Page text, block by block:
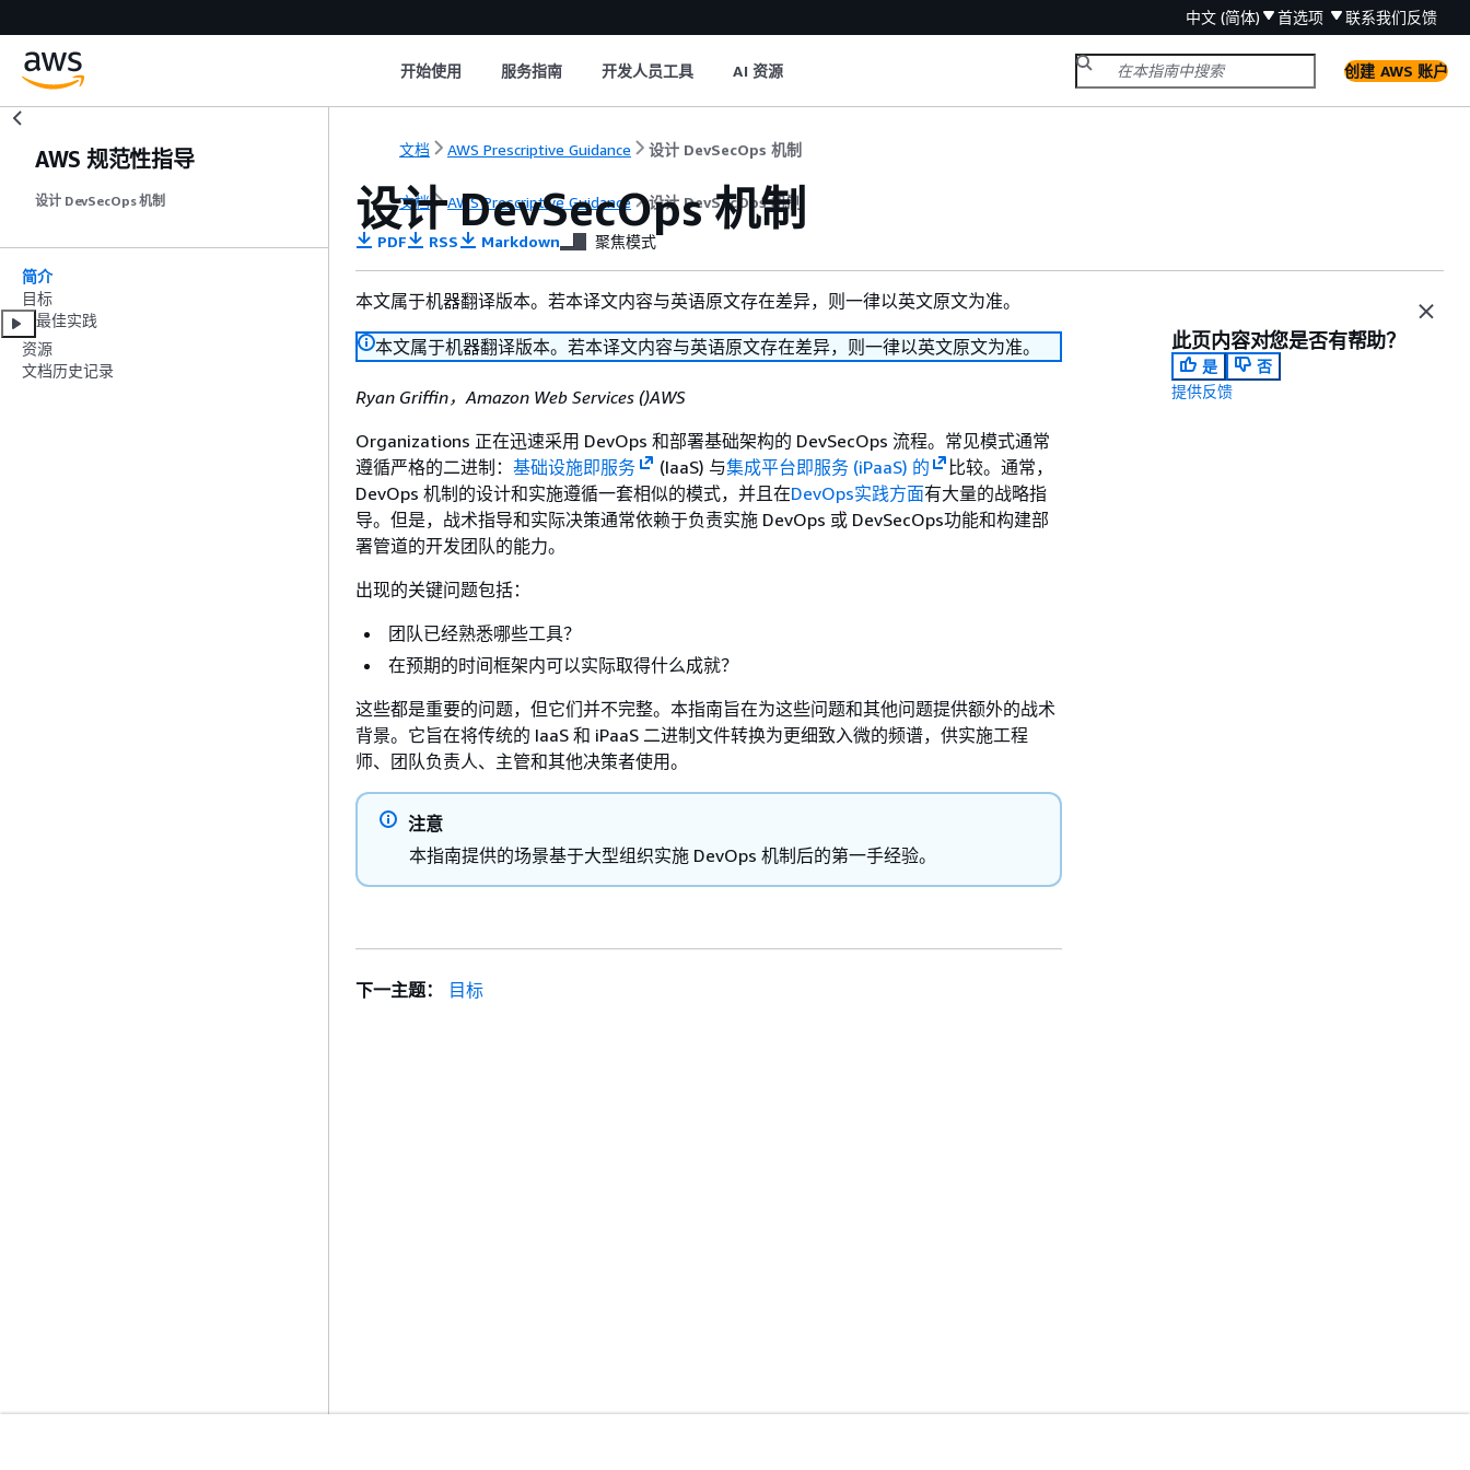
中文 (简体) 首选项 联系我们反馈
开始使用 服务指南 开发人员工具 AI 资源 创建 AWS 账户
AWS 规范性指导
设计 DevSecOps 机制
简介
目标
最佳实践
资源
文档历史记录
文档 AWS Prescriptive Guidance 设计 DevSecOps 机制
文档 AWS Prescriptive Guidance 设计 DevSecOps 机制
设计 DevSecOps 机制
PDF RSS Markdown 聚焦模式
本文属于机器翻译版本。若本译文内容与英语原文存在差异，则一律以英文原文为准。
本文属于机器翻译版本。若本译文内容与英语原文存在差异，则一律以英文原文为准。
Ryan Griffin，Amazon Web Services ()AWS
Organizations 正在迅速采用 DevOps 和部署基础架构的 DevSecOps 流程。常见模式通常
遵循严格的二进制： 基础设施即服务 (IaaS) 与集成平台即服务 (iPaaS) 的
比较。通常，
DevOps 机制的设计和实施遵循一套相似的模式，并且在DevOps实践方面有大量的战略指
导。但是，战术指导和实际决策通常依赖于负责实施 DevOps 或 DevSecOps功能和构建部
署管道的开发团队的能力。
出现的关键问题包括：
团队已经熟悉哪些工具？
在预期的时间框架内可以实际取得什么成就？
这些都是重要的问题，但它们并不完整。本指南旨在为这些问题和其他问题提供额外的战术
背景。它旨在将传统的 IaaS 和 iPaaS 二进制文件转换为更细致入微的频谱，供实施工程
师、团队负责人、主管和其他决策者使用。
注意
本指南提供的场景基于大型组织实施 DevOps 机制后的第一手经验。
此页内容对您是否有帮助？
是
否
提供反馈
下一主题： 目标